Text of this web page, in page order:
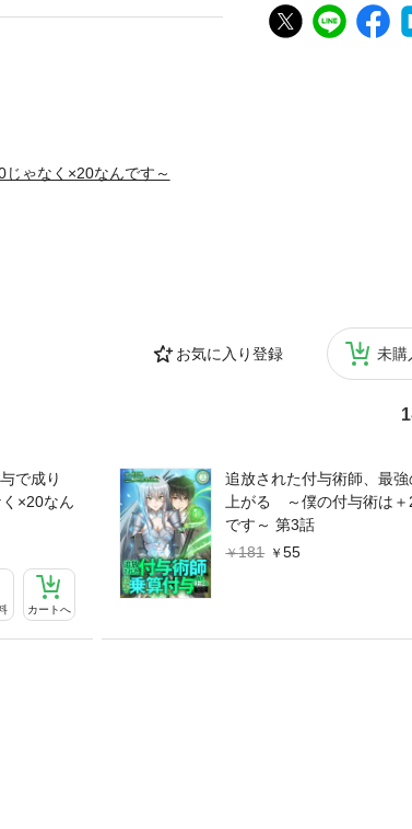
お気に入り登録 未購
で成り
×20なん
カートへ
追放された付与術師、最
上がる ～僕の付与術は
です～ 第3話
181
55
ントキリングを繰り返して
ゃなく×20なんです～